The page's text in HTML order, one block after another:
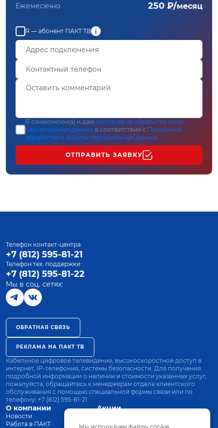
Ежемесячно 250 ₽/месяц
Я — абонент ПАКТ ТВ
Я ознакомлен(а) и даю согласие на обработку моих
персональных данных в соответствии с Политикой
обработки и защиты персональных данных
ОТПРАВИТЬ ЗАЯВКУ
О компании
Новости
Работа в ПАКТ
Акции
Оплата
Телефон контакт-центра:
+7 (812) 595-81-21
Телефон тех. поддержки:
+7 (812) 595-81-22
Мы в соц. сетях:
ОБРАТНАЯ СВЯЗЬ
РЕКЛАМА НА ПАКТ ТВ
Кабельное цифровое телевидение, высокоскоростной доступ в
интернет, IP-телефония, системы безопасности. Для получения
подробной информации о наличии и стоимости указанных услуг,
пожалуйста, обращайтесь к менеджерам отдела клиентского
обслуживания с помощью специальной формы связи или по
телефону: +7 (812) 595-81-21